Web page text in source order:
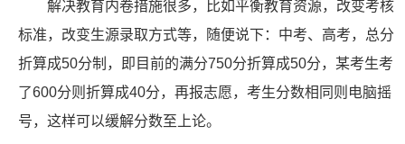
解决教育内卷措施很多，比如平衡教育资源，改变考核
标准，改变生源录取方式等，随便说下：中考、高考，总分
折算成50分制，即目前的满分750分折算成50分，某考生考
了600分则折算成40分，再报志愿，考生分数相同则电脑摇
号，这样可以缓解分数至上论。